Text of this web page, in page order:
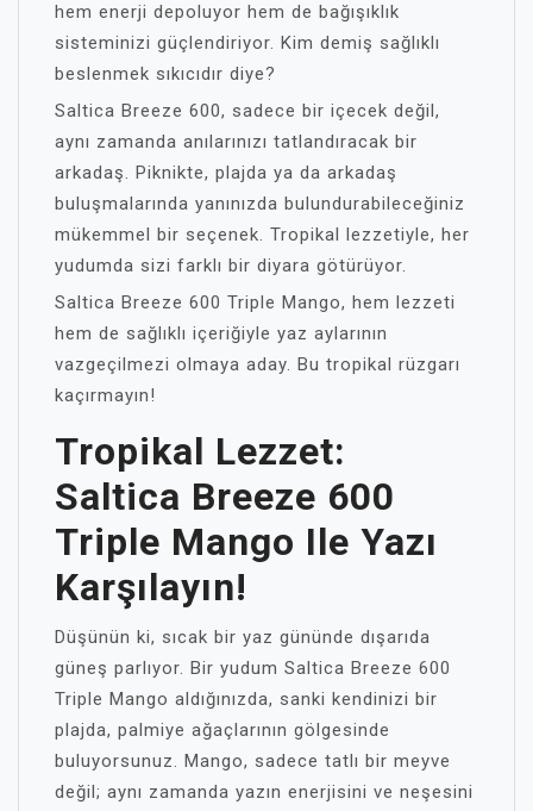
hem enerji depoluyor hem de bağışıklık
sisteminizi güçlendiriyor. Kim demiş sağlıklı
beslenmek sıkıcıdır diye?
Saltica Breeze 600, sadece bir içecek değil,
aynı zamanda anılarınızı tatlandıracak bir
arkadaş. Piknikte, plajda ya da arkadaş
buluşmalarında yanınızda bulundurabileceğiniz
mükemmel bir seçenek. Tropikal lezzetiyle, her
yudumda sizi farklı bir diyara götürüyor.
Saltica Breeze 600 Triple Mango, hem lezzeti
hem de sağlıklı içeriğiyle yaz aylarının
vazgeçilmezi olmaya aday. Bu tropikal rüzgarı
kaçırmayın!
Tropikal Lezzet:
Saltica Breeze 600
Triple Mango Ile Yazı
Karşılayın!
Düşünün ki, sıcak bir yaz gününde dışarıda
güneş parlıyor. Bir yudum Saltica Breeze 600
Triple Mango aldığınızda, sanki kendinizi bir
plajda, palmiye ağaçlarının gölgesinde
buluyorsunuz. Mango, sadece tatlı bir meyve
değil; aynı zamanda yazın enerjisini ve neşesini